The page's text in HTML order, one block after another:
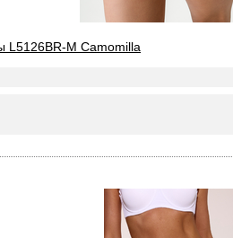
L5126BR-M Camomilla